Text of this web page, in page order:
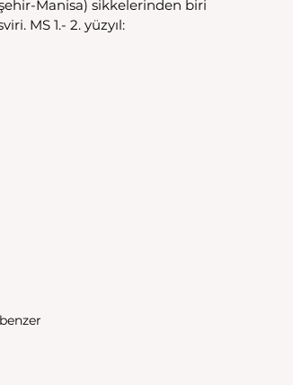
Manisa) sikkelerinden biri
MS 1.- 2. yüzyıl: